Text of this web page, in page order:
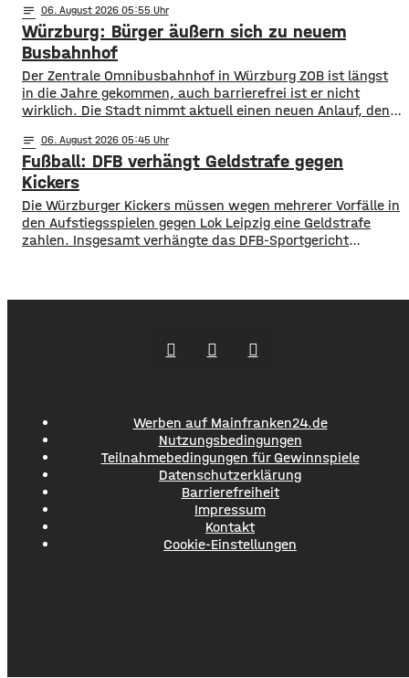
​Mit einem neuen Antrag fordern sie einen 10-Punkte-
Wasser-Notfallplan für Bayern. ​Die Grünen-Fraktion hat
dabei kurzfristige und langfristige Maßnahmen im Petto.
So sollen unter anderem
notes 06. August 2026 05:55
Würzburg: Bürger äußern sich zu neuem
Busbahnhof
Der Zentrale Omnibusbahnhof in Würzburg ZOB ist längst
in die Jahre gekommen, auch barrierefrei ist er nicht
wirklich. Die Stadt nimmt aktuell einen neuen Anlauf, den
gesamten Busverkehr umzugestalten. In einer
Bürgerbeteiligung konnten die Würzburger jetzt Lob, Kritik
und Wünsche einbringen. Was gut funktioniert sind
demnach die
notes 06. August 2026 05:45
Fußball: DFB verhängt Geldstrafe gegen
Kickers
Die Würzburger Kickers müssen wegen mehrerer Vorfälle in
den Aufstiegsspielen gegen Lok Leipzig eine Geldstrafe
zahlen. Insgesamt verhängte das DFB-Sportgericht
Werben auf Mainfranken24.de
Nutzungsbedingungen
Teilnahmebedingungen für Gewinnspiele
Datenschutzerklärung
Barrierefreiheit
Impressum
Kontakt
Cookie-Einstellungen